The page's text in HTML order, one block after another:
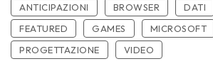
ANTICIPAZIONI BROWSER DATI
FEATURED
GAMES
MICROSOFT
PROGETTAZIONE
VIDEO